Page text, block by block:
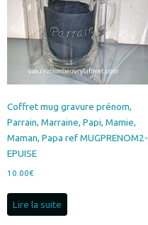
Coffret mug gravure prénom,
Parrain, Marraine, Papi, Mamie,
Maman, Papa ref MUGPRENOM2-
EPUISE
10.00€
Lire la suite